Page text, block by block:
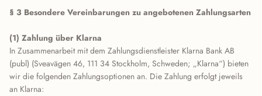
§ 3 Besondere Vereinbarungen zu angebotenen Zahlungsarten
(1) Zahlung über Klarna
In Zusammenarbeit mit dem Zahlungsdienstleister Klarna Bank AB
(publ) (Sveavägen 46, 111 34 Stockholm, Schweden; „Klarna“) bieten
wir die folgenden Zahlungsoptionen an. Die Zahlung erfolgt jeweils
an Klarna: